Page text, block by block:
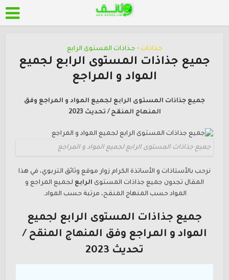
جـذاذات • جـذاذات المستوى الرابع
جميع جذاذات المستوى الرابع لجميع
المواد و المراجع
جميع جذاذات المستوى الرابع لجميع المواد و المراجع وفق
المنهاج المنقح / تحديث 2023
جميع جذاذات المستوى الرابع لجميع المواد و المراجع
نرحب بالأستاذات و الأساتذة الكرام زوار موقع وثائق التربوي، في هذا
المقال تجدون جميع جذاذات المستوى الرابع لجميع المراجع و
المواد حسب المنهاج المنقح، مرتبة حسب المواد.
جميع جذاذات المستوى الرابع لجميع
المواد و المراجع وفق المنهاج المنقح /
تحديث 2023